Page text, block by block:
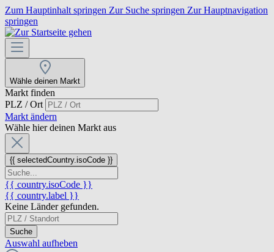
Zum Hauptinhalt springen Zur Suche springen Zur Hauptnavigation
springen
Wähle deinen Markt
Markt finden
PLZ / Ort
Markt ändern
Wähle hier deinen Markt aus
{{ selectedCountry.isoCode }}
{{ country.isoCode }}
{{ country.label }}
Keine Länder gefunden.
Suche
Auswahl aufheben